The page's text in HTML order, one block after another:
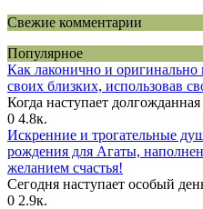
Свежие комментарии
Популярное
Как лаконично и оригинально
своих близких, использовав
Когда наступает
0 4.8к.
Искренние и трогательные
рождения для Агаты,
желанием счастья!
Сегодня наступает особый
0 2.9к.